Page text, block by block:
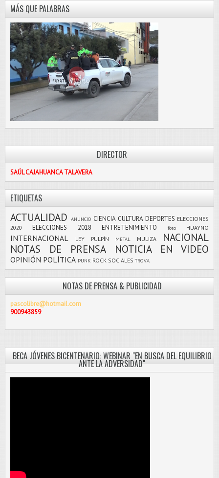
MÁS QUE PALABRAS
DIRECTOR
SAÚL CAJAHUANCA TALAVERA
ETIQUETAS
ACTUALIDAD ANUNCIO CIENCIA CULTURA DEPORTES ELECCIONES
2020
ELECCIONES 2018 ENTRETENIMIENTO foto HUAYNO
INTERNACIONAL LEY PULPÍN METAL MULIZA
NACIONAL
NOTAS DE PRENSA
NOTICIA EN VIDEO
OPINIÓN POLÍTICA PUNK ROCK SOCIALES TROVA
NOTAS DE PRENSA & PUBLICIDAD
pascolibre@hotmail.com
900943859
BECA JÓVENES BICENTENARIO: WEBINAR "EN BUSCA DEL EQUILIBRIO
ANTE LA ADVERSIDAD"